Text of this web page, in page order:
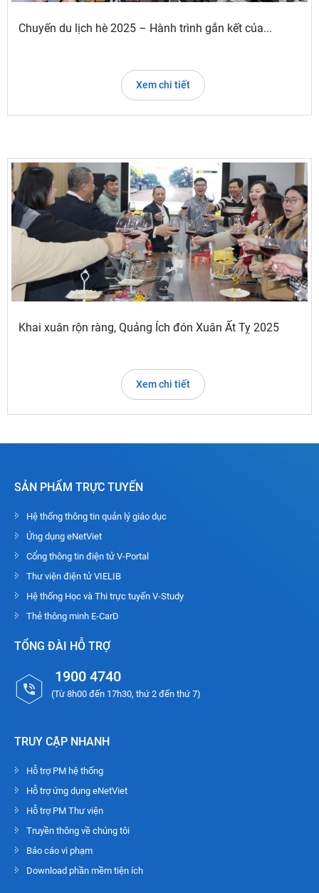
Chuyến du lịch hè 2025 – Hành trình gắn kết của...
Xem chi tiết
Khai xuân rộn ràng, Quảng Ích đón Xuân Ất Tỵ 2025
Xem chi tiết
SẢN PHẨM TRỰC TUYẾN
Hệ thống thông tin quản lý giáo dục
Ứng dụng eNetViet
Cổng thông tin điện tử V-Portal
Thư viện điện tử VIELIB
Hệ thống Học và Thi trực tuyến V-Study
Thẻ thông minh E-CarD
TỔNG ĐÀI HỖ TRỢ
1900 4740
(Từ 8h00 đến 17h30, thứ 2 đến thứ 7)
TRUY CẬP NHANH
Hỗ trợ PM hệ thống
Hỗ trợ ứng dụng eNetViet
Hỗ trợ PM Thư viện
Truyền thông về chúng tôi
Báo cáo vi phạm
Download phần mềm tiện ích